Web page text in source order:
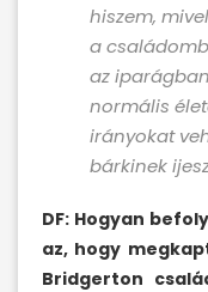
hiszem,
a
az
normális
irányokat
bárkinek
DF: Hogyan
az, hogy
Bridgerton